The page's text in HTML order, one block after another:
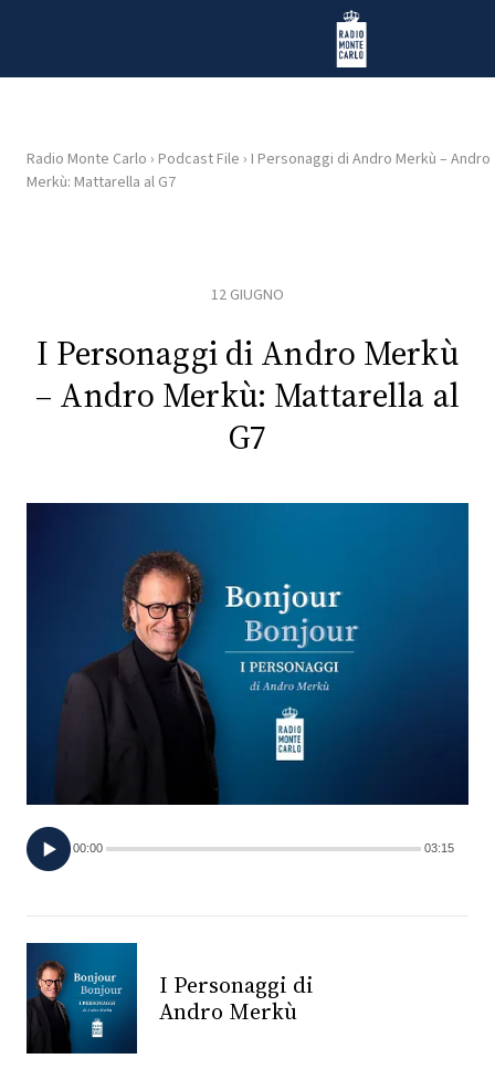
Radio Monte Carlo
HOME
RADIO
PLAYLIST
CONCORSI
EVENTI
TV
PRINCIPATO
MONACO
RMC
CONSIGLIA
Radio Monte Carlo › Podcast File › I Personaggi di Andro Merkù – Andro
Merkù: Mattarella al G7
12 GIUGNO
I Personaggi di Andro Merkù
– Andro Merkù: Mattarella al
G7
00:00 03:15
I Personaggi di
Andro Merkù